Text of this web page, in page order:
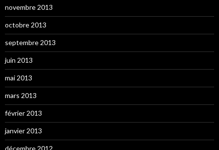
novembre 2013
octobre 2013
septembre 2013
juin 2013
mai 2013
mars 2013
février 2013
janvier 2013
décembre 2012